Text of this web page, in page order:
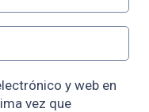
y web en
vez que